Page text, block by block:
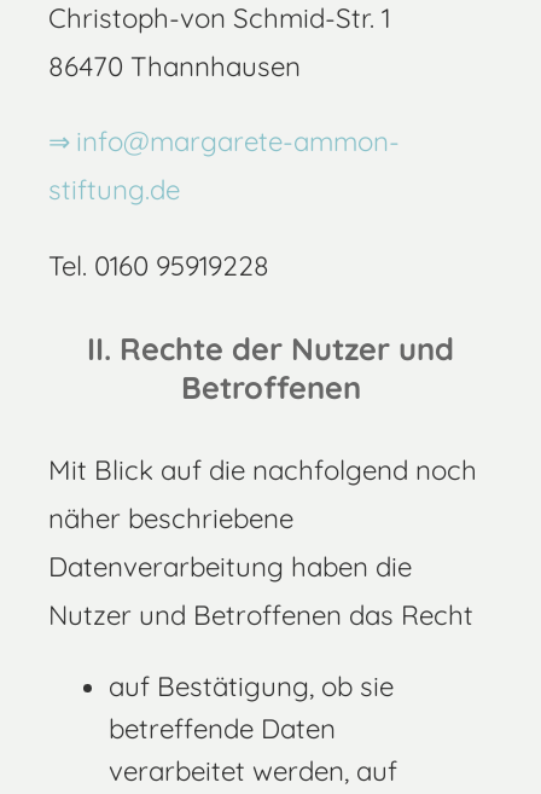
Christoph-von Schmid-Str. 1
86470 Thannhausen
info@margarete-ammon-
stiftung.de
Tel. 0160 95919228
II. Rechte der Nutzer und
Betroffenen
Mit Blick auf die nachfolgend noch
näher beschriebene
Datenverarbeitung haben die
Nutzer und Betroffenen das Recht
auf Bestätigung, ob sie
betreffende Daten
verarbeitet werden, auf